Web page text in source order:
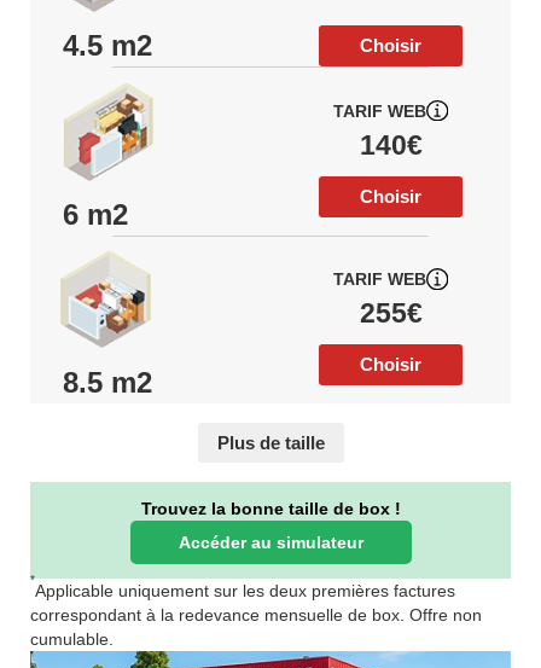
4.5 m2 Choisir
6 m2
TARIF WEB
140€
Choisir
8.5 m2
TARIF WEB
255€
Choisir
Plus de taille
Trouvez la bonne taille de box !
Accéder au simulateur
*
Applicable uniquement sur les deux premières factures
correspondant à la redevance mensuelle de box. Offre non
cumulable.